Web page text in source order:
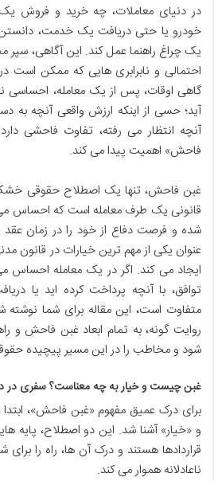
در دنیای معاملات، چه خرید و فروش
خودرو یا حتی دریافت یک خدمت،
یک چراغ راهنما عمل کند. این آگاهی، سپر
احتمالی و نابرابری هایی که ممکن است
گاهی اوقات، پس از یک معامله، احساسی
آید؛ حسی از اینکه ارزش واقعی آنچه به
آنچه انتظار می رفته، تفاوت فاحشی
فاحش» اهمیت پیدا می کند.
غبن فاحش، تنها یک اصطلاح حقوقی
قانونی یک طرف معامله است که احساس می
شده و فرصت دفاع از خود را در زمان عقد
عنوان یکی از مهم ترین خیارات در قانون
ایجاد می کند. اگر در یک معامله احساس
توافق، با آنچه پرداخت کرده اید یا
متفاوت است، این مقاله برای شما نوشته
روایت گونه، به تمام ابعاد غبن فاحش و
شود و مخاطب را در این مسیر پیچیده
غبن چیست و خیار به چه معناست؟ سفری در
برای درک عمیق مفهوم «غبن فاحش»، ابتدا
و «خیار» آشنا شد. این دو اصطلاح، پایه
قراردادها هستند و درک آن ها، راه را
ناعادلانه هموار می کند.